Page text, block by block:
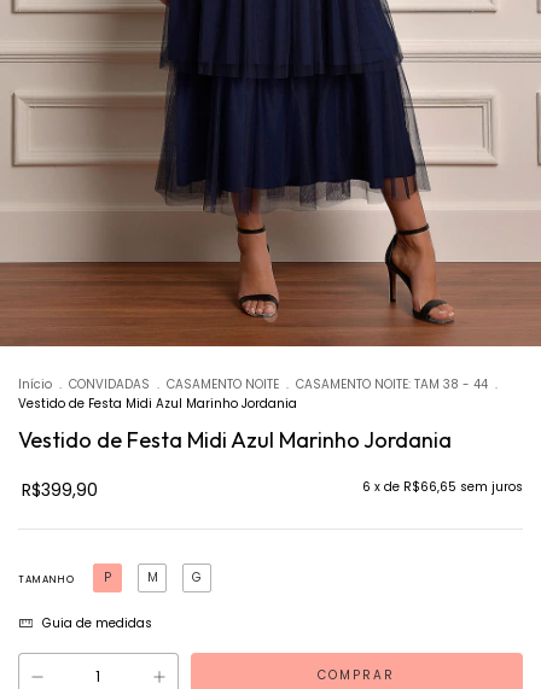
Início . CONVIDADAS . CASAMENTO NOITE . CASAMENTO NOITE: TAM 38 - 44 .
Vestido de Festa Midi Azul Marinho Jordania
Vestido de Festa Midi Azul Marinho Jordania
R$399,90 6 x de R$66,65 sem juros
TAMANHO P M G
Guia de medidas